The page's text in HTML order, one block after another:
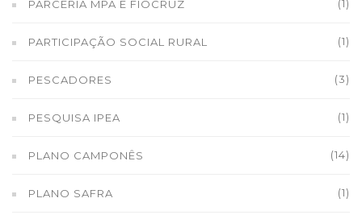
PARCERIA MPA E FIOCRUZ (1)
PARTICIPAÇÃO SOCIAL RURAL (1)
PESCADORES (3)
PESQUISA IPEA (1)
PLANO CAMPONÊS (14)
PLANO SAFRA (1)